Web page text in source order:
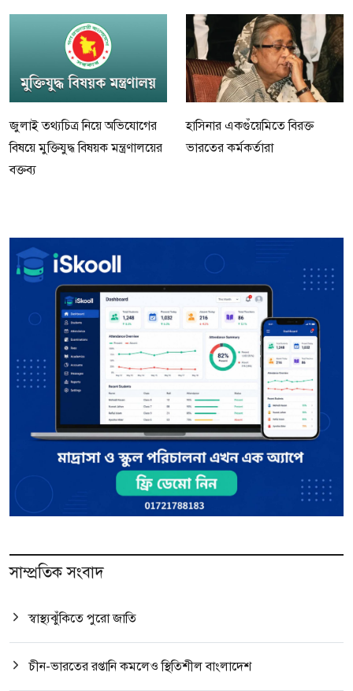
জুলাই তথ্যচিত্র নিয়ে অভিযোগের
বিষয়ে মুক্তিযুদ্ধ বিষয়ক মন্ত্রণালয়ের
বক্তব্য
হাসিনার একগুঁয়েমিতে বিরক্ত
ভারতের কর্মকর্তারা
সাম্প্রতিক সংবাদ
স্বাস্থ্যঝুঁকিতে পুরো জাতি
চীন-ভারতের রপ্তানি কমলেও স্থিতিশীল বাংলাদেশ